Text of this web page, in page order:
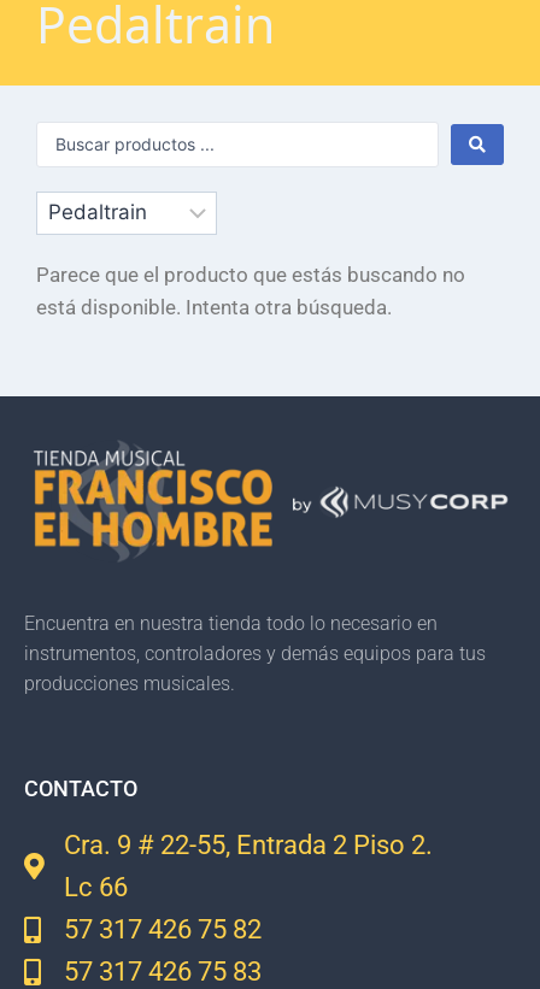
Pedaltrain
Parece que el producto que estás buscando no
está disponible. Intenta otra búsqueda.
Encuentra en nuestra tienda todo lo necesario en
instrumentos, controladores y demás equipos para tus
producciones musicales.
CONTACTO
Cra. 9 # 22-55, Entrada 2 Piso 2.
Lc 66
57 317 426 75 82
57 317 426 75 83